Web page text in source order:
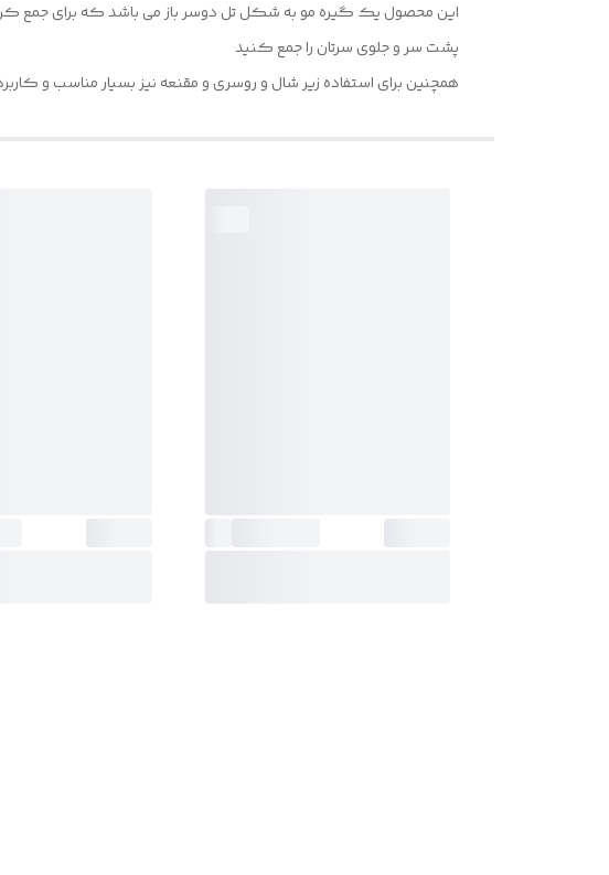
این محصول یک گیره مو به شکل تل دوسر باز می باشد که برای جمع
پشت سر و جلوی سرتان را جمع کنید
همچنین برای استفاده زیر شال و روسری و مقنعه نیز بسیار مناسب و